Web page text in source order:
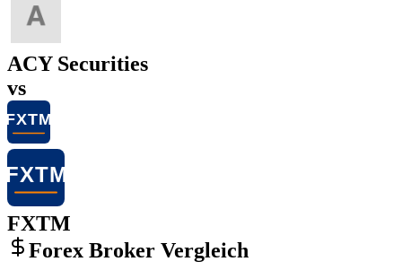
ACY Securities
vs
FXTM
Forex Broker Vergleich